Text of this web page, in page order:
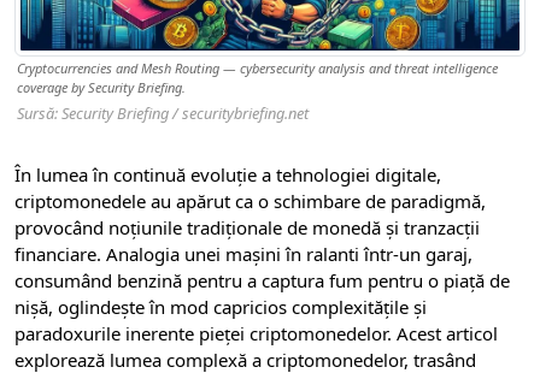
Cryptocurrencies and Mesh Routing — cybersecurity analysis and threat intelligence
coverage by Security Briefing.
Sursă: Security Briefing / securitybriefing.net
În lumea în continuă evoluție a tehnologiei digitale,
criptomonedele au apărut ca o schimbare de paradigmă,
provocând noțiunile tradiționale de monedă și tranzacții
financiare. Analogia unei mașini în ralanti într-un garaj,
consumând benzină pentru a captura fum pentru o piață de
nișă, oglindește în mod capricios complexitățile și
paradoxurile inerente pieței criptomonedelor. Acest articol
explorează lumea complexă a criptomonedelor, trasând